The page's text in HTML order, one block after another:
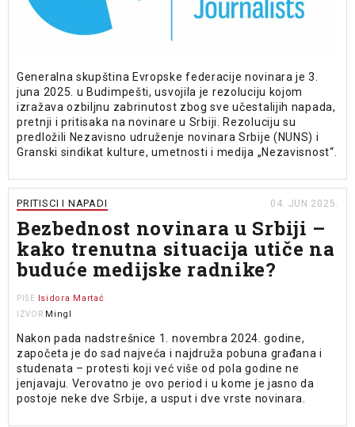
Generalna skupština Evropske federacije novinara je 3.
juna 2025. u Budimpešti, usvojila je rezoluciju kojom
izražava ozbiljnu zabrinutost zbog sve učestalijih napada,
pretnji i pritisaka na novinare u Srbiji. Rezoluciju su
predložili Nezavisno udruženje novinara Srbije (NUNS) i
Granski sindikat kulture, umetnosti i medija „Nezavisnost“.
PRITISCI I NAPADI 04. JUN 2025.
Bezbednost novinara u Srbiji –
kako trenutna situacija utiče na
buduće medijske radnike?
PIŠE Isidora Martać
IZVOR Mingl
Nakon pada nadstrešnice 1. novembra 2024. godine,
započeta je do sad najveća i najdruža pobuna građana i
studenata – protesti koji već više od pola godine ne
jenjavaju. Verovatno je ovo period i u kome je jasno da
postoje neke dve Srbije, a usput i dve vrste novinara.